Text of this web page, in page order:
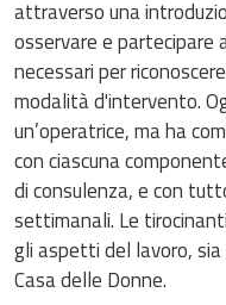
attraverso una
osservare e
necessari per
modalità d'intervento.
un’operatrice, ma ha
con ciascuna
di consulenza, e con
settimanali. Le
gli aspetti del lavoro,
Casa delle Donne.